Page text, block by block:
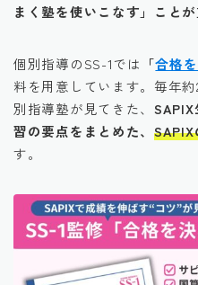
まく塾を使いこなす」こと
個別指導のSS-1では 「合格
料を用意しています。毎年
別指導塾が見てきた、
習の要点をまとめた、
す。